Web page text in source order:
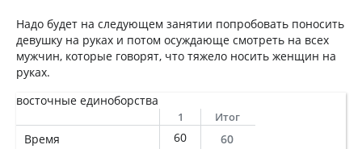
Надо будет на следующем занятии попробовать поносить
девушку на руках и потом осуждающе смотреть на всех
мужчин, которые говорят, что тяжело носить женщин на
руках.
восточные единоборства
1 Итог
Время 60 60